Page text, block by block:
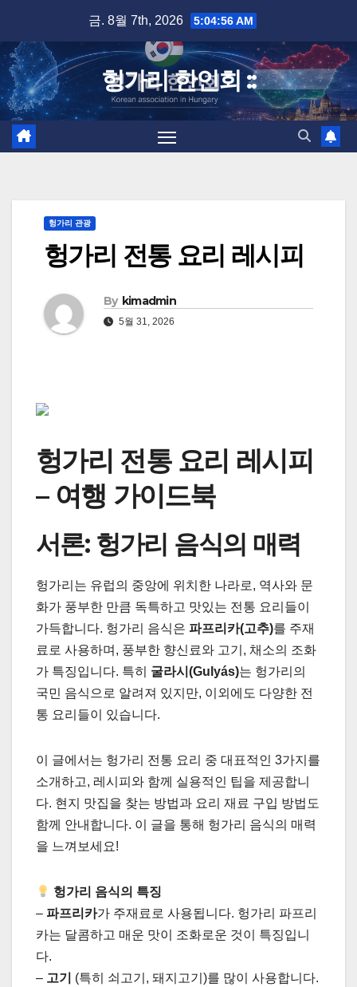
content
금. 8월 7th, 2026 5:04:57 AM
헝가리 한인회 ::
헝가리 관광
헝가리 전통 요리 레시피
By kimadmin
5월 31, 2026
헝가리 전통 요리 레시피
– 여행 가이드북
서론: 헝가리 음식의 매력
헝가리는 유럽의 중앙에 위치한 나라로, 역사와 문
화가 풍부한 만큼 독특하고 맛있는 전통 요리들이
가득합니다. 헝가리 음식은 파프리카(고추)를 주재
료로 사용하며, 풍부한 향신료와 고기, 채소의 조화
가 특징입니다. 특히 굴라시(Gulyás)는 헝가리의
국민 음식으로 알려져 있지만, 이외에도 다양한 전
통 요리들이 있습니다.
이 글에서는 헝가리 전통 요리 중 대표적인 3가지를
소개하고, 레시피와 함께 실용적인 팁을 제공합니
다. 현지 맛집을 찾는 방법과 요리 재료 구입 방법도
함께 안내합니다. 이 글을 통해 헝가리 음식의 매력
을 느껴보세요!
헝가리 음식의 특징
– 파프리카가 주재료로 사용됩니다. 헝가리 파프리
카는 달콤하고 매운 맛이 조화로운 것이 특징입니
다.
– 고기
(특히 쇠고기, 돼지고기)를 많이 사용합니다.